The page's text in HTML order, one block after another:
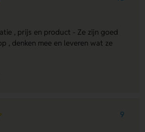
, prijs en product - Ze zijn goed
, denken mee en leveren wat ze
9